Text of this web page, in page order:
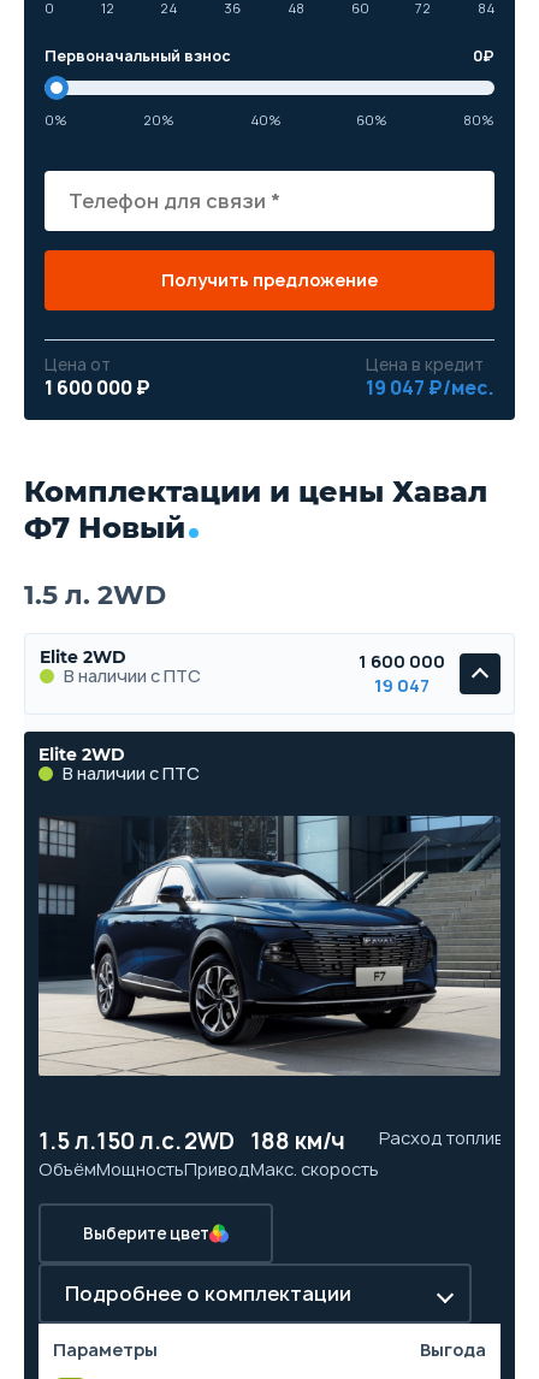
0 12 24 36 48 60 72 84
Первоначальный взнос 0₽
0% 20% 40% 60% 80%
Получить предложение
Цена от
1 600 000 ₽
Цена в кредит
19 047 ₽/мес.
Комплектации и цены Хавал
Ф7 Новый
1.5 л. 2WD
Elite 2WD
В наличии с ПТС
1 600 000
19 047
Elite 2WD
В наличии с ПТС
1.5 л.
Объём
150 л.с.
Мощность
2WD
Привод
188 км/ч
Макс. скорость
Расход топлива
Выберите цвет
Подробнее о комплектации
Параметры Выгода